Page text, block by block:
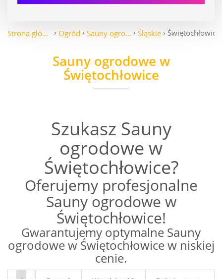
Strona główna Ogród Sauny ogrodowe Śląskie Świętochłowice
Sauny ogrodowe w
Świętochłowice
Szukasz Sauny
ogrodowe w
Świętochłowice?
Oferujemy profesjonalne
Sauny ogrodowe w
Świętochłowice!
Gwarantujemy optymalne Sauny
ogrodowe w Świętochłowice w niskiej
cenie.